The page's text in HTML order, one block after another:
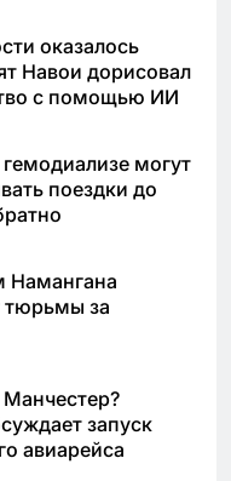
оказалось
Навои дорисовал
с помощью ИИ
могут
поездки до
Намангана
тюрьмы за
запуск
авиарейса